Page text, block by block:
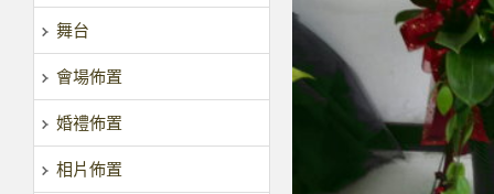
舞台
會場佈置
婚禮佈置
相片佈置